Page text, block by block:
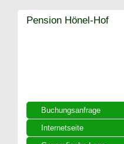
Buchungsanfrage
Internetseite
Pension Hönel-Hof